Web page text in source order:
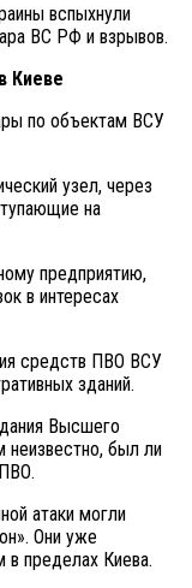
вспыхнули
ВС РФ и взрывов.
Киеве
по объектам ВСУ
узел, через
на
предприятию,
в интересах
средств ПВО ВСУ
зданий.
Высшего
неизвестно, был ли
атаки могли
Они уже
в пределах Киева.